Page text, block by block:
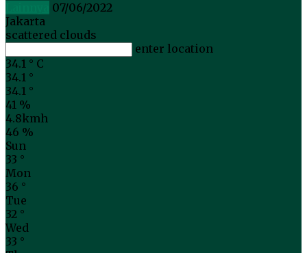
07/06/2022
Jakarta
scattered clouds
enter location
34.1 ° C
34.1 °
34.1 °
41 %
4.8kmh
46 %
Sun
33 °
Mon
36 °
Tue
32 °
Wed
33 °